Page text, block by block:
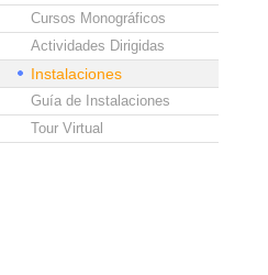
Cursos Monográficos
Actividades Dirigidas
Instalaciones
Guía de Instalaciones
Tour Virtual